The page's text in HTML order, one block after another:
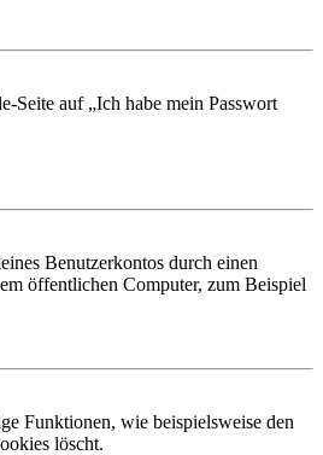
Seite auf „Ich habe mein Passwort
Benutzerkontos durch einen
öffentlichen Computer, zum Beispiel
Funktionen, wie beispielsweise den
löscht.